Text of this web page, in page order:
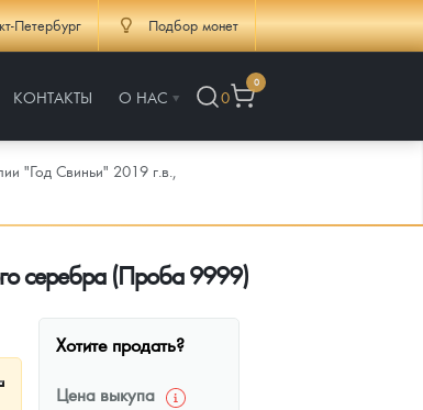
Петербург Подбор монет
КОНТАКТЫ О НАС 0
0
"Год Свиньи" 2019 г.в.,
серебра (Проба 9999)
Хотите продать?
Цена выкупа